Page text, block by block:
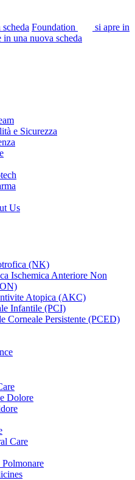
Foundation
si apre in
in una nuova scheda
e Sicurezza
Us
(NK)
Ischemica Anteriore Non
Atopica (AKC)
Infantile (PCI)
Corneale Persistente (PCED)
Dolore
Care